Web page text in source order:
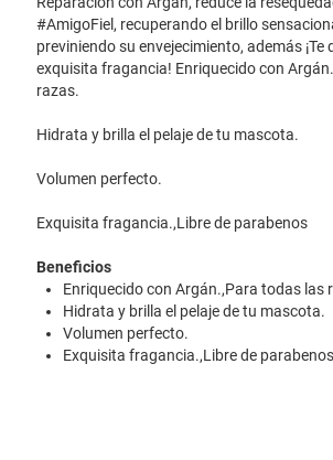
#AmigoFiel, recuperando el brillo
previniendo su envejecimiento, además ¡Te
exquisita fragancia! Enriquecido con
razas.
Hidrata y brilla el pelaje de tu mascota.
Volumen perfecto.
Exquisita fragancia.,Libre de parabenos
Beneficios
Enriquecido con Argán.,Para todas las
Hidrata y brilla el pelaje de tu mascota.
Volumen perfecto.
Exquisita fragancia.,Libre de parabenos